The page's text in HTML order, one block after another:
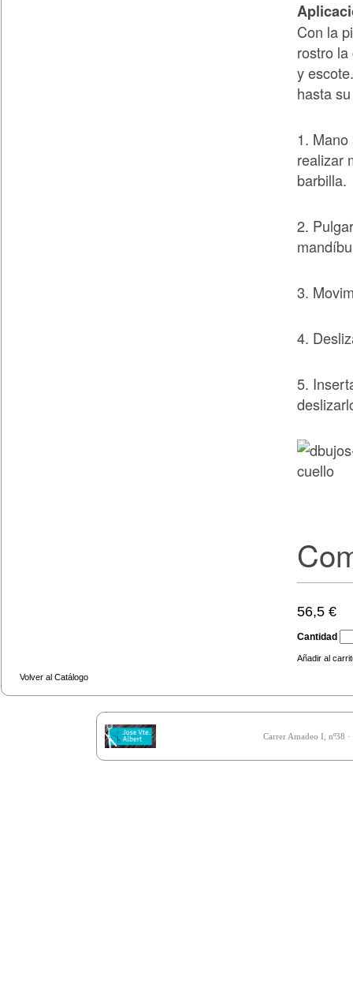
Con la
rostro
y
hasta
1.
realizar
barbilla.
2.
3.
4.
5.
56,5 €
Cantidad
Añadir al
Volver al Catálogo
Carrer Amadeo I, nº38